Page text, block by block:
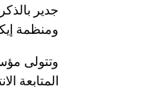
ومنظمة
وتتولى
المتابعة